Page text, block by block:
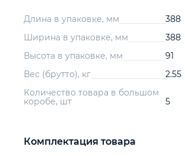
Длина в упаковке, мм
388
Ширина в упаковке, мм
388
Высота в упаковке, мм
91
Вес (брутто), кг
2.55
Количество товара в большом
коробе, шт
5
Комплектация товара